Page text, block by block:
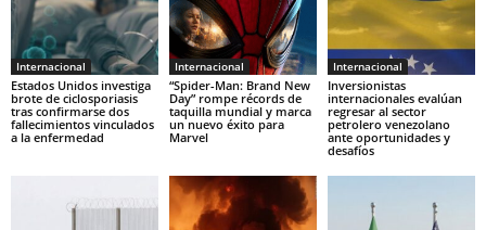
Internacional
Estados Unidos investiga
brote de ciclosporiasis
tras confirmarse dos
fallecimientos vinculados
a la enfermedad
Internacional
“Spider-Man: Brand New
Day” rompe récords de
taquilla mundial y marca
un nuevo éxito para
Marvel
Internacional
Inversionistas
internacionales evalúan
regresar al sector
petrolero venezolano
ante oportunidades y
desafíos